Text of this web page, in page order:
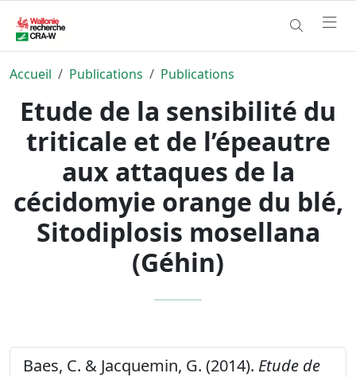
Accueil Publications Publications
Etude de la sensibilité du
triticale et de l’épeautre
aux attaques de la
cécidomyie orange du blé,
Sitodiplosis mosellana
(Géhin)
Baes, C. & Jacquemin, G. (2014). Etude de